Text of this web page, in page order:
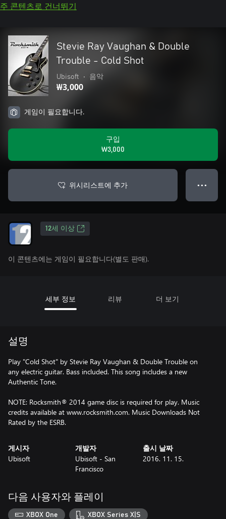
주 콘텐츠로 건너뛰기
Stevie Ray Vaughan & Double
Trouble - Cold Shot
Ubisoft • 음악
₩3,000
게임이 필요합니다.
구입
₩3,000
위시리스트에 추가 ● ● ●
12세 이상
이 콘텐츠에는 게임이 필요합니다(별도 판매).
세부 정보 리뷰 더 보기
설명
Play "Cold Shot" by Stevie Ray Vaughan & Double Trouble on
any electric guitar. Bass included. This song includes a new
Authentic Tone.
NOTE: Rocksmith® 2014 game disc is required for play. Music
credits available at www.rocksmith.com. Music Downloads Not
Rated by the ESRB.
게시자
Ubisoft
개발자
Ubisoft - San
Francisco
출시 날짜
2016. 11. 15.
다음 사용자와 플레이
XBOX One XBOX Series X|S